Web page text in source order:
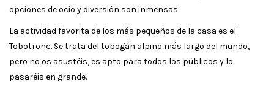
opciones de ocio y diversión son inmensas.
La actividad favorita de los más pequeños de la casa es el
Tobotronc. Se trata del tobogán alpino más largo del mundo,
pero no os asustéis, es apto para todos los públicos y lo
pasaréis en grande.